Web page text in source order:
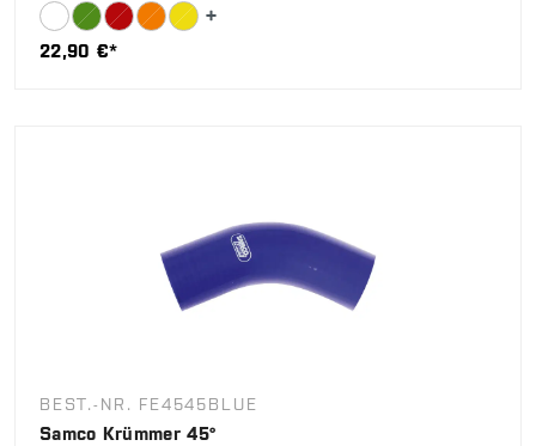
22,90 €*
BEST.-NR. FE4545BLUE
Samco Krümmer 45°